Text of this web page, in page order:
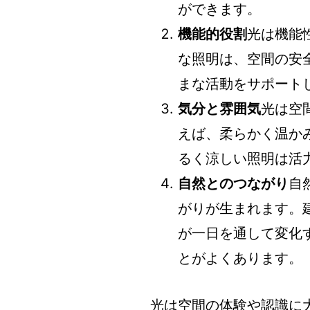
ができます。
機能的役割光は機能
な照明は、空間の安
まな活動をサポート
気分と雰囲気光は空
えば、柔らかく温か
るく涼しい照明は活
自然とのつながり 自
がりが生まれます。
が一日を通して変化
とがよくあります。
光は空間の体験や認識に